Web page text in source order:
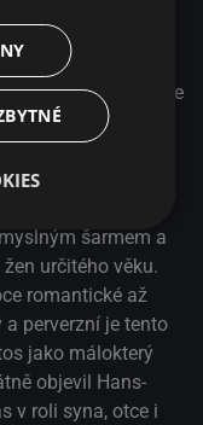
Wurlitzeru ve
fratello“ loučí s
důchodců.
v Rimini. Tvrdí, že je
trocha té sexuální
svého korzetu a
pak se zápalem
hotelových
šarmem a
určitého věku.
romantické až
perverzní je tento
jako málokterý
objevil Hans-
v roli syna, otce i